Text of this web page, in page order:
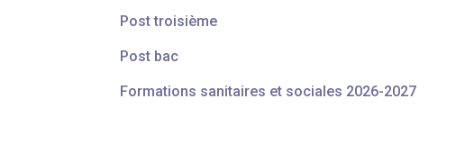
Post troisième
Post bac
Formations sanitaires et sociales 2026-2027